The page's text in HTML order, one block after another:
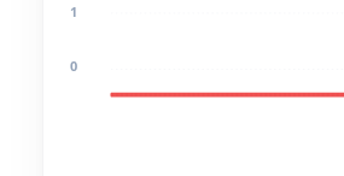
1
0